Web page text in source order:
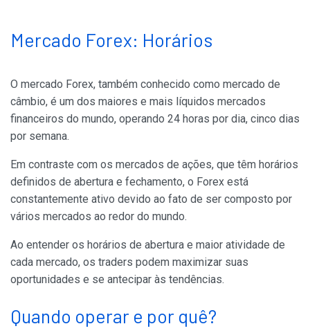
Mercado Forex: Horários
O mercado Forex, também conhecido como mercado de
câmbio, é um dos maiores e mais líquidos mercados
financeiros do mundo, operando 24 horas por dia, cinco dias
por semana.
Em contraste com os mercados de ações, que têm horários
definidos de abertura e fechamento, o Forex está
constantemente ativo devido ao fato de ser composto por
vários mercados ao redor do mundo.
Ao entender os horários de abertura e maior atividade de
cada mercado, os traders podem maximizar suas
oportunidades e se antecipar às tendências.
Quando operar e por quê?